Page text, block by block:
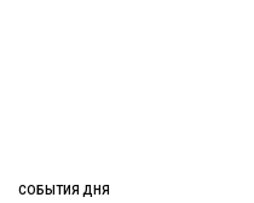
СОБЫТИЯ ДНЯ